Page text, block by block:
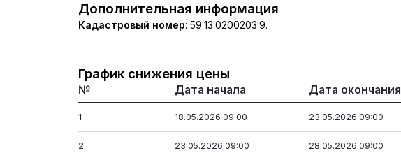
Дополнительная информация
Кадастровый номер: 59:13:0200203:9.
График снижения цены
№ Дата начала Дата окончания
1 18.05.2026 09:00 23.05.2026 09:00
2 23.05.2026 09:00 28.05.2026 09:00